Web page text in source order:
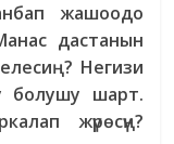
жашоодо
дастанын
Негизи
болушу шарт.
жүрөсүң?